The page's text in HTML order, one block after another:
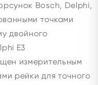
Bosch, Delphi,
точками
двойного
E3
измерительным
рейки для точного